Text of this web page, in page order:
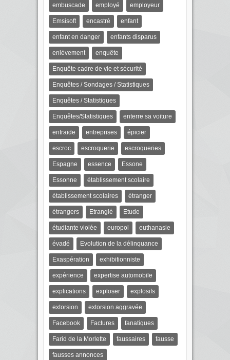
embuscade employé employeur
Emsisoft encastré enfant
enfant en danger enfants disparus
enlèvement enquête
Enquête cadre de vie et sécurité
Enquêtes / Sondages / Statistiques
Enquêtes / Statistiques
Enquêtes/Statistiques enterre sa voiture
entraide entreprises épicier
escroc escroquerie escroqueries
Espagne essence Essone
Essonne établissement scolaire
établissement scolaires étranger
étrangers Etranglé Etude
étudiante violée europol euthanasie
évadé Evolution de la délinquance
Exaspération exhibitionniste
expérience expertise automobile
explications exploser explosifs
extorsion extorsion aggravée
Facebook Factures fanatiques
Farid de la Morlette faussaires fausse
fausses annonces